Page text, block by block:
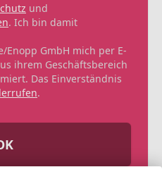
und
. Ich bin damit
Enopp GmbH mich per E-
ihrem Geschäftsbereich
Das Einverständnis
.